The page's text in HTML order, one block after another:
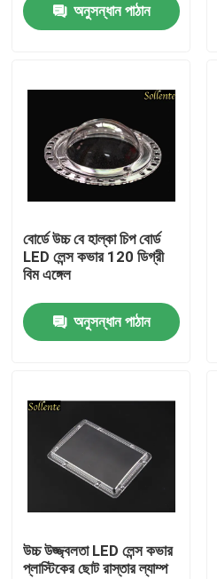
আমাদের সম্পর্কে
পরিচিতি
পণ্য
স্ট্রিট লাইট মডিউল
COB LED মডিউল
এসএমডি LED মডিউল
LED লেন্স অ্যারে
LED স্ট্রিট লাইট Retrofit খেলনা
অনুসন্ধান পাঠান
বোর্ডে উচ্চ বে হাল্কা চিপ বোর্ড
LED লেন্স কভার 120 ডিগ্রী
বিম এঙ্গেল
অনুসন্ধান পাঠান
উচ্চ উজ্জ্বলতা LED লেন্স কভার
প্লাস্টিকের ছোট রাস্তার ল্যাম্প